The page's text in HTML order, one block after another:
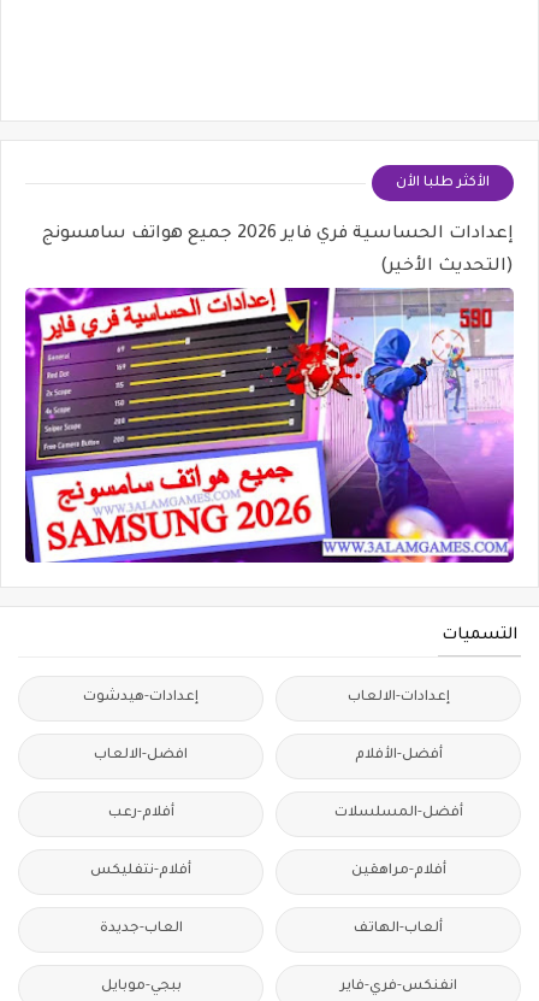
الأكثر طلبا الأن
إعدادات الحساسية فري فاير 2026 جميع هواتف سامسونج
(التحديث الأخير)
التسميات
إعدادات-الالعاب إعدادات-هيدشوت
أفضل-الأفلام افضل-الالعاب
أفضل-المسلسلات أفلام-رعب
أفلام-مراهقين أفلام-نتفليكس
ألعاب-الهاتف العاب-جديدة
انفنكس-فري-فاير ببجي-موبايل